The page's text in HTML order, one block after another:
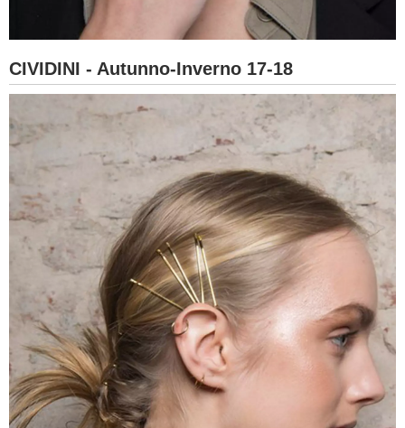
CIVIDINI - Autunno-Inverno 17-18